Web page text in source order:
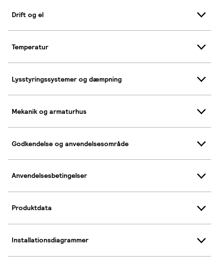
Drift og el
Temperatur
Lysstyringssystemer og dæmpning
Mekanik og armaturhus
Godkendelse og anvendelsesområde
Anvendelsesbetingelser
Produktdata
Installationsdiagrammer